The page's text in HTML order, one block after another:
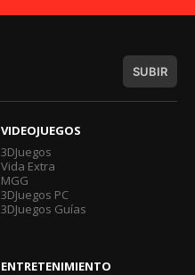
SUBIR
VIDEOJUEGOS
3DJuegos
Vida Extra
MGG
3DJuegos PC
3DJuegos Guías
ENTRETENIMIENTO